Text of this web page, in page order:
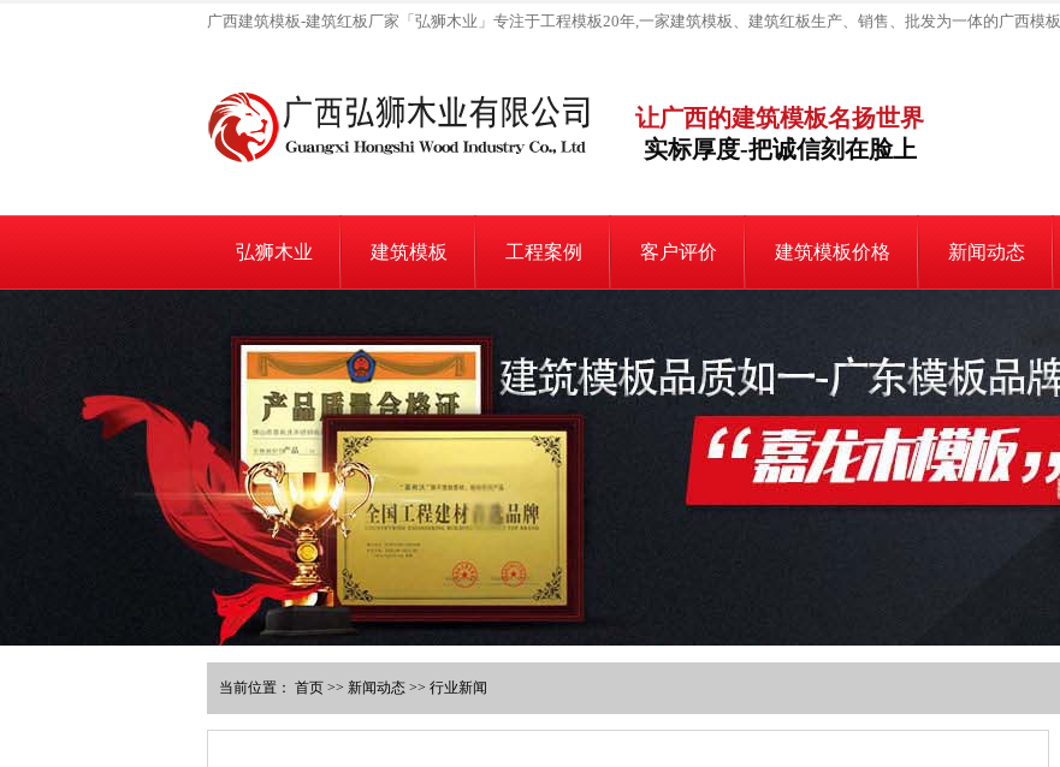
广西建筑模板-建筑红板厂家「弘狮木业」专注于工程模板20年,一家建筑模板、建筑红板生产、销售、批发为一体的广西模
让广西的建筑模板名扬世界
实标厚度-把诚信刻在脸上
弘狮木业 建筑模板 工程案例 客户评价 建筑模板价格 新闻动态
当前位置： 首页 >> 新闻动态 >> 行业新闻